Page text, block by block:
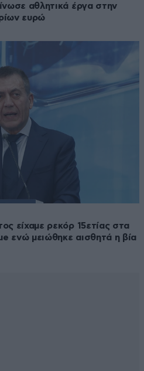
αθλητικά έργα στην
ευρώ
είχαμε ρεκόρ 15ετίας στα
ενώ μειώθηκε αισθητά η βία